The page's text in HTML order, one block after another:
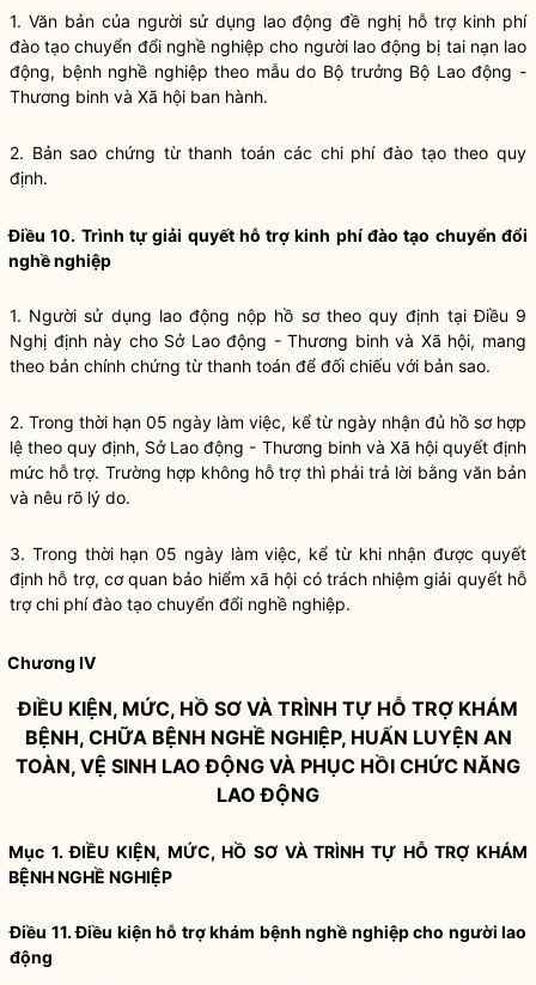
1. Văn bản của người sử dụng lao động đề nghị hỗ trợ kinh phí
đào tạo chuyển đổi nghề nghiệp cho người lao động bị tai nạn lao
động, bệnh nghề nghiệp theo mẫu do Bộ trưởng Bộ Lao động -
Thương binh và Xã hội ban hành.
2. Bản sao chứng từ thanh toán các chi phí đào tạo theo quy
định.
Điều 10. Trình tự giải quyết hỗ trợ kinh phí đào tạo chuyển đổi
nghề nghiệp
1. Người sử dụng lao động nộp hồ sơ theo quy định tạiĐiều 9
Nghị định này cho SởLao động - Thương binh và Xã hội, mang
theo bản chính chứng từ thanh toán để đối chiếu với bản sao.
2. Trong thời hạn 05 ngày làm việc, kể từ ngày nhận đủ hồ sơ hợp
lệ theo quy định, Sở Lao động - Thương binh và Xã hội quyết định
mức hỗ trợ. Trường hợp không hỗ trợ thì phải trả lời bằng văn bản
và nêu rõ lý do.
3. Trong thời hạn 05 ngày làm việc, kể từ khi nhận được quyết
định hỗ trợ, cơ quan bảo hiểm xã hội có trách nhiệm giải quyết hỗ
trợ chi phí đào tạo chuyển đổi nghề nghiệp.
Chương IV
ĐIỀU KIỆN, MỨC, HỒ SƠ VÀ TRÌNH TỰ HỖ TRỢ KHÁM
BỆNH, CHỮA BỆNH NGHỀ NGHIỆP, HUẤN LUYỆN AN
TOÀN, VỆ SINH LAO ĐỘNG VÀ PHỤC HỒI CHỨC NĂNG
LAO ĐỘNG
Mục 1. ĐIỀU KIỆN, MỨC, HỒ SƠ VÀ TRÌNH TỰ HỖ TRỢ KHÁM
BỆNH NGHỀ NGHIỆP
Điều 11. Điều kiện hỗ trợ khám bệnh nghề nghiệp cho người lao
động